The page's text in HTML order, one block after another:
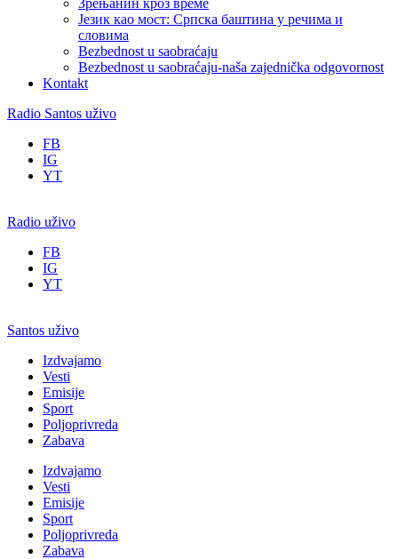
Зрењанин кроз време
Језик као мост: Српска баштина у речима и
словима
Bezbednost u saobraćaju
Bezbednost u saobraćaju-naša zajednička odgovornost
Kontakt
Radio Santos uživo
FB
IG
YT
Radio uživo
FB
IG
YT
Santos uživo
Izdvajamo
Vesti
Emisije
Sport
Poljoprivreda
Zabava
Izdvajamo
Vesti
Emisije
Sport
Poljoprivreda
Zabava